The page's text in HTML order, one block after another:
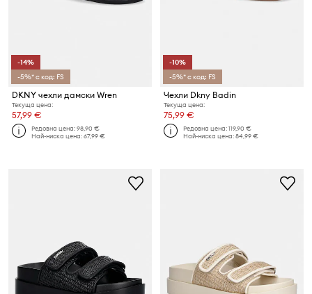
-14%
-5%* с код: FS
DKNY чехли дамски Wren
Текуща цена:
57,99 €
Редовна цена:98,90 €
Най-ниска цена:67,99 €
-10%
-5%* с код: FS
Чехли Dkny Badin
Текуща цена:
75,99 €
Редовна цена:119,90 €
Най-ниска цена:84,99 €